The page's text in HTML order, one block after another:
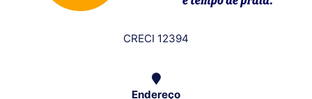
CRECI 12394
Endereço